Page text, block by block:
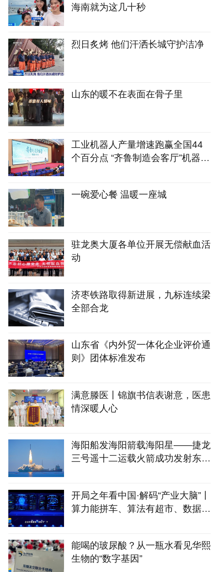
海南就为这几十秒
烈日炙烤 他们汗洒长城守护洁净
山东的暖不在表面在骨子里
工业机器人产量增速跑赢全国44
个百分点 “齐鲁制造会客厅”机器人
一碗爱心餐 温暖一座城
驻龙奥大厦各单位开展无偿献血活
动
济枣铁路取得新进展，九标连续梁
全部合龙
山东省《内外贸一体化企业评价通
则》团体标准发布
满意滕医丨锦旗书信表谢意，医患
情深暖人心
海阳船发海阳箭载海阳星——捷龙
三号遥十二运载火箭成功发射东方
开局之年看中国·解码“产业大脑”丨
算力能拼车、算法有超市、数据不
能喝的玻尿酸？从一瓶水看见华熙
生物的“数字基因”